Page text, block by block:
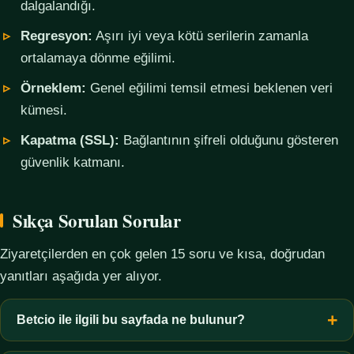
dalgalandığı.
Regresyon: Aşırı iyi veya kötü serilerin zamanla
ortalamaya dönme eğilimi.
Örneklem: Genel eğilimi temsil etmesi beklenen veri
kümesi.
Kapatma (SSL): Bağlantının şifreli olduğunu gösteren
güvenlik katmanı.
Sıkça Sorulan Sorular
Ziyaretçilerden en çok gelen 15 soru ve kısa, doğrudan
yanıtları aşağıda yer alıyor.
Betcio ile ilgili bu sayfada ne bulunur?
Bu sayfada yalnızca kavramsal bilgi, terim açıklamaları, veri